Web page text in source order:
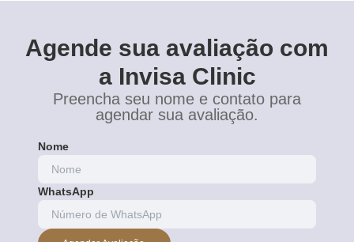
Agende sua avaliação com
a Invisa Clinic
Preencha seu nome e contato para
agendar sua avaliação.
Nome
WhatsApp